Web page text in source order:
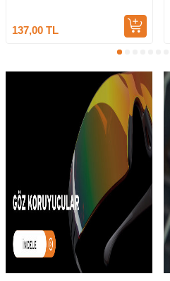
137,00 TL